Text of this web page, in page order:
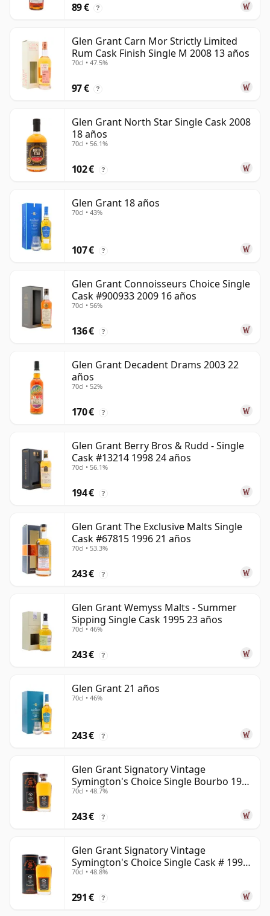
89 € ?
Glen Grant Carn Mor Strictly Limited
Rum Cask Finish Single M 2008 13 años
70cl • 47.5%
97 € ?
Glen Grant North Star Single Cask 2008
18 años
70cl • 56.1%
102 € ?
Glen Grant 18 años
70cl • 43%
107 € ?
Glen Grant Connoisseurs Choice Single
Cask #900933 2009 16 años
70cl • 56%
136 € ?
Glen Grant Decadent Drams 2003 22
años
70cl • 52%
170 € ?
Glen Grant Berry Bros & Rudd - Single
Cask #13214 1998 24 años
70cl • 56.1%
194 € ?
Glen Grant The Exclusive Malts Single
Cask #67815 1996 21 años
70cl • 53.3%
243 € ?
Glen Grant Wemyss Malts - Summer
Sipping Single Cask 1995 23 años
70cl • 46%
243 € ?
Glen Grant 21 años
70cl • 46%
243 € ?
Glen Grant Signatory Vintage
Symington's Choice Single Bourbo 1995
30 años
70cl • 48.7%
243 € ?
Glen Grant Signatory Vintage
Symington's Choice Single Cask # 1995
30 años
70cl • 48.8%
291 € ?